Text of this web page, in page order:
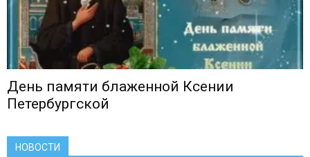
День памяти блаженной Ксении
Петербургской
НОВОСТИ